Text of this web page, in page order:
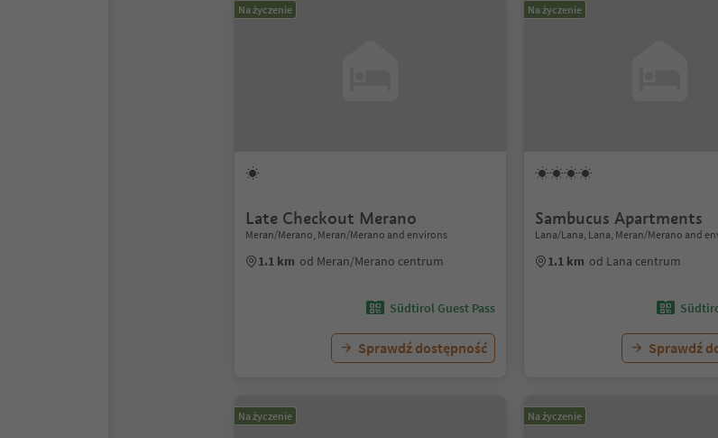
Na życzenie
Late Checkout Merano
Meran/Merano, Meran/Merano and environs
1.1 km od Meran/Merano centrum
Südtirol Guest Pass
Sprawdź dostępność
Na życzenie
Sambucus Apartments
Lana/Lana, Lana, Meran/Merano and
1.1 km od Lana centrum
Sprawdź
Na życzenie Na życzenie